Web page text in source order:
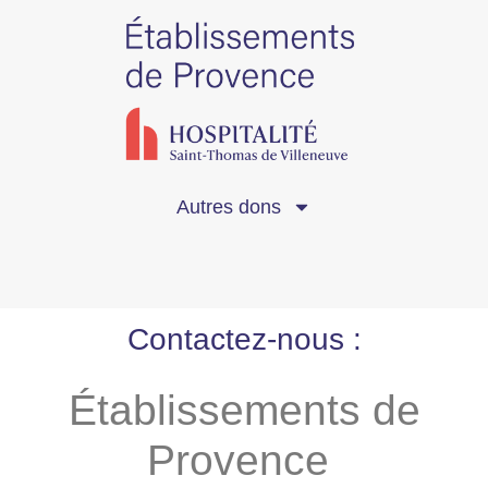
Autres dons
Contactez-nous :​
Établissements de
Provence